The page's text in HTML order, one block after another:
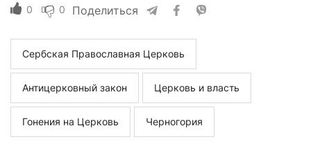
0 0 Поделиться
Сербская Православная Церковь
Антицерковный закон Церковь и власть
Гонения на Церковь Черногория